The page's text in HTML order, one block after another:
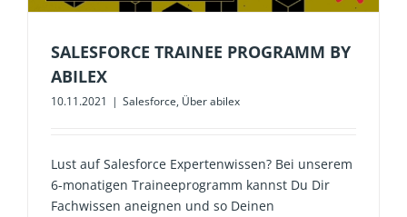
SALESFORCE TRAINEE PROGRAMM BY
ABILEX
10.11.2021 | Salesforce, Über abilex
Lust auf Salesforce Expertenwissen? Bei unserem
6-monatigen Traineeprogramm kannst Du Dir
Fachwissen aneignen und so Deinen